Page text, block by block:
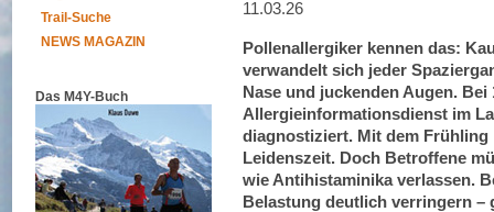
Trail-Suche
NEWS MAGAZIN
Das M4Y-Buch
11.03.26
Pollenallergiker kennen das:
verwandelt sich jeder
Nase und juckenden Augen.
Allergieinformationsdienst im
diagnostiziert. Mit dem
Leidenszeit. Doch Betroffene
wie Antihistaminika verlassen.
Belastung deutlich verringern –